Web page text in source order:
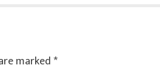
marked*